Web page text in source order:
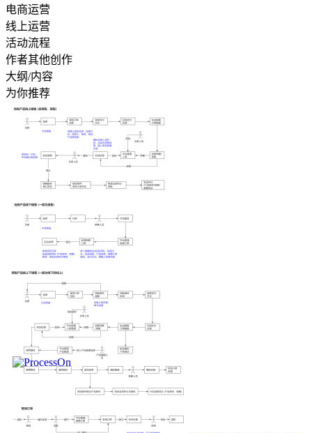
电商运营
线上运营
活动流程
作者其他创作
大纲/内容
为你推荐